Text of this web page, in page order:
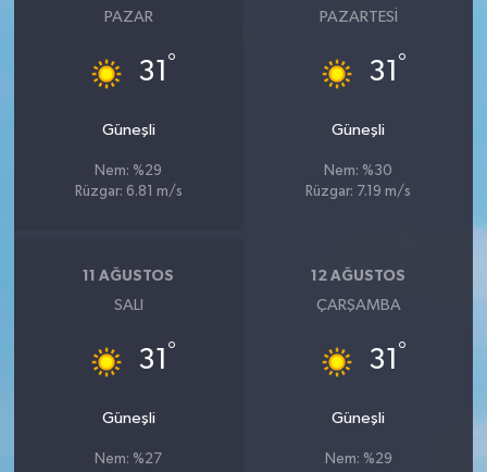
PAZAR
31 °
Güneşli
Nem: %29
Rüzgar: 6.81 m/s
PAZARTESI
31 °
Güneşli
Nem: %30
Rüzgar: 7.19 m/s
11 AĞUSTOS
SALI
31 °
Güneşli
Nem: %27
12 AĞUSTOS
ÇARŞAMBA
31 °
Güneşli
Nem: %29